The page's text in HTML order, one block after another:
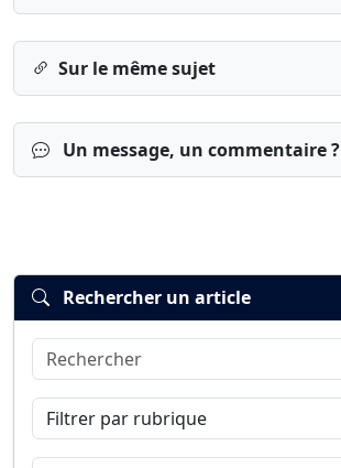
Sur le même sujet
Un message, un commentaire ?
Connexion
Rechercher un article
Rechercher
Filtrer par rubrique